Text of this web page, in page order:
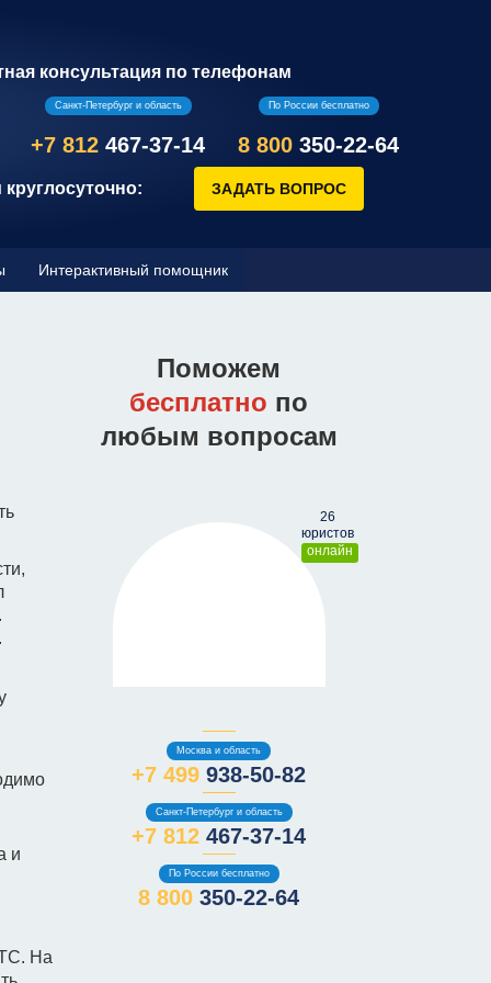
консультация по телефонам
Санкт-Петербург и область
+7 812 467-37-14
По России бесплатно
8 800 350-22-64
Интерактивный помощник
и
На
Поможем
бесплатно по
любым вопросам
онлайн
Москва и область
+7 499 938-50-82
Санкт-Петербург и область
+7 812467-37-14
По России бесплатно
8 800 350-22-64